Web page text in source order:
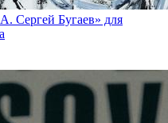
Сергей Бугаев» для